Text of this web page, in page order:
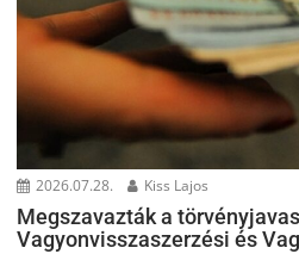
2026.07.28. Kiss Lajos
Megszavazták a
Vagyonvisszaszerzési és